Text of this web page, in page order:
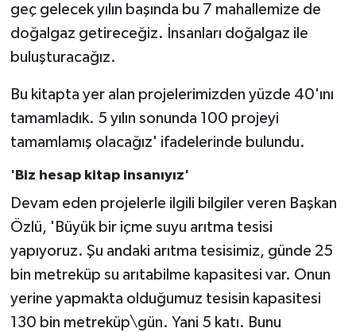
geç gelecek yılın başında bu 7 mahallemize de
doğalgaz getireceğiz. İnsanları doğalgaz ile
buluşturacağız.
Bu kitapta yer alan projelerimizden yüzde 40'ını
tamamladık. 5 yılın sonunda 100 projeyi
tamamlamış olacağız' ifadelerinde bulundu.
'Biz hesap kitap insanıyız'
Devam eden projelerle ilgili bilgiler veren Başkan
Özlü, 'Büyük bir içme suyu arıtma tesisi
yapıyoruz. Şu andaki arıtma tesisimiz, günde 25
bin metreküp su arıtabilme kapasitesi var. Onun
yerine yapmakta olduğumuz tesisin kapasitesi
130 bin metreküp\gün. Yani 5 katı. Bunu